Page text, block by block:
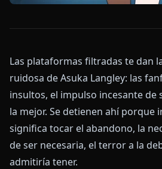
Las plataformas filtradas te dan
ruidosa de Asuka Langley: las
insultos, el impulso incesante de
la mejor. Se detienen ahí porque
significa tocar el abandono, la
de ser necesaria, el terror a la
admitiría tener.